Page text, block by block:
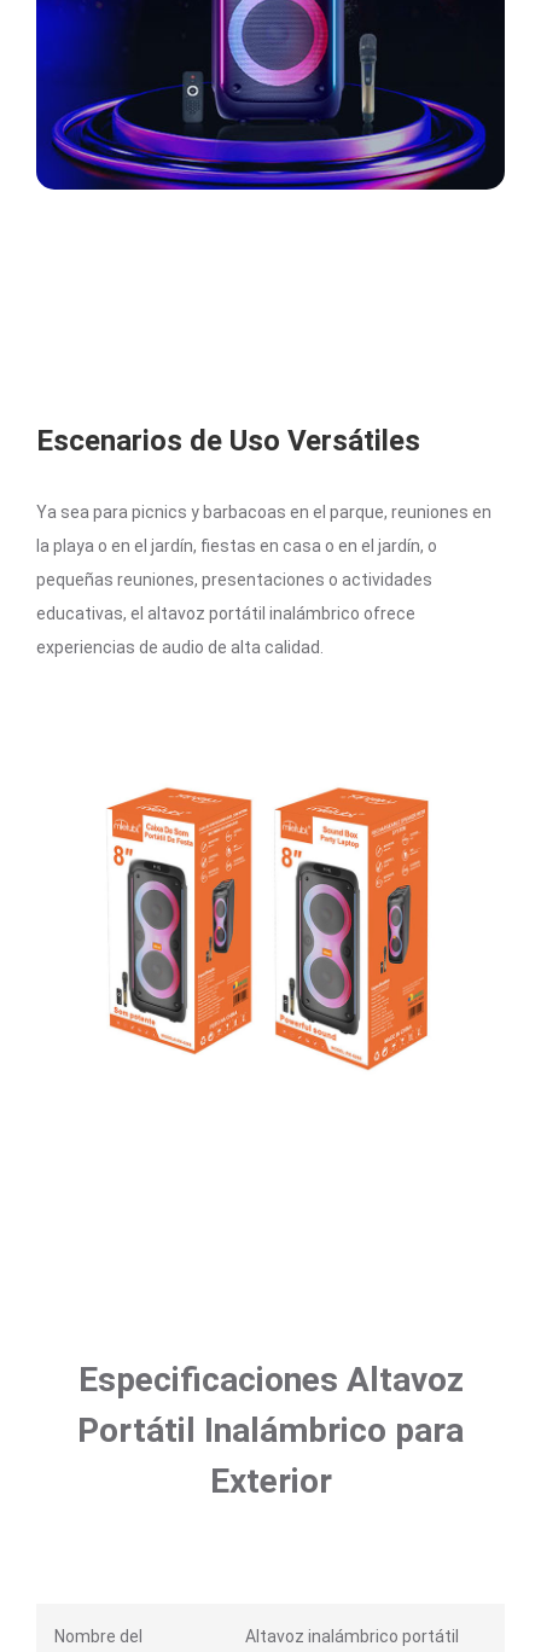
Escenarios de Uso Versátiles
Ya sea para picnics y barbacoas en el parque, reuniones en
la playa o en el jardín, fiestas en casa o en el jardín, o
pequeñas reuniones, presentaciones o actividades
educativas, el altavoz portátil inalámbrico ofrece
experiencias de audio de alta calidad.
Especificaciones Altavoz
Portátil Inalámbrico para
Exterior
Nombre del
Altavoz inalámbrico portátil